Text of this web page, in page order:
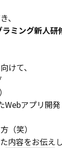
、
ラミング新人研
けて、
アプリ開発
（笑）
内容をお伝えし